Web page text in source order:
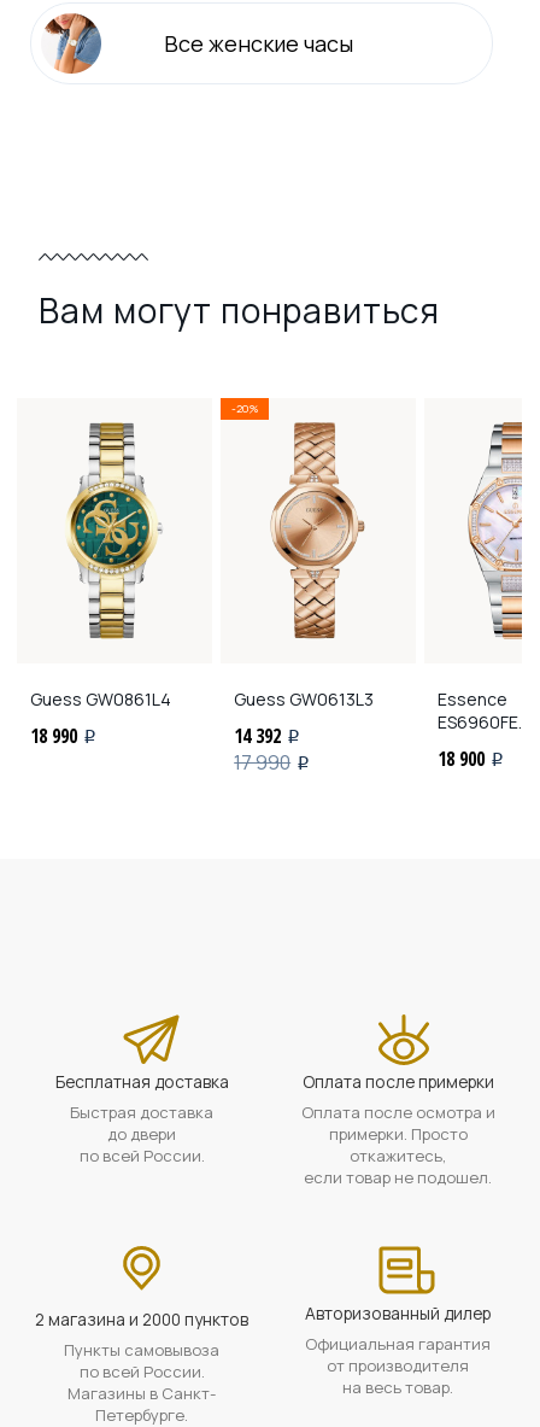
Все женские часы
Вам могут понравиться
Guess GW0861L4
18 990 i
-20%
Guess GW0613L3
14 392 i
17 990 i
Essence
18 900 i
Бесплатная доставка
Быстрая доставка
до двери
по всей России.
Оплата после примерки
Оплата после осмотра и
примерки. Просто
откажитесь,
если товар не подошел.
2 магазина и 2000 пунктов
Пункты самовывоза
по всей России.
Магазины в Санкт-
Петербурге.
Авторизованный дилер
Официальная гарантия
от производителя
на весь товар.